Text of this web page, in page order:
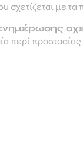
σχετίζεται με
περί